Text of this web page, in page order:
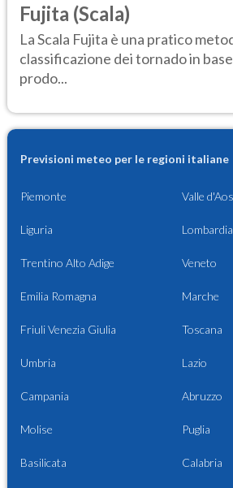
Fujita (Scala)
La Scala Fujita è una pratico
classificazione dei tornado in
prodo...
Previsioni meteo per le regioni italiane
Piemonte Valle
Liguria Lombardia
Trentino Alto Adige Veneto
Emilia Romagna Marche
Friuli Venezia Giulia Toscana
Umbria Lazio
Campania Abruzzo
Molise Puglia
Basilicata Calabria